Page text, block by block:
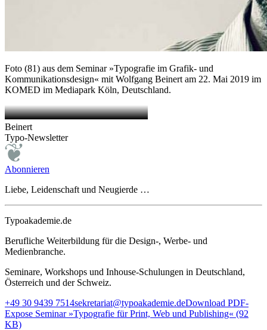
Foto (81) aus dem Seminar »Typografie im Grafik- und
Kommunikationsdesign« mit Wolfgang Beinert am 22. Mai 2019 im
KOMED im Mediapark Köln, Deutschland.
Beinert
Typo-Newsletter
Abonnieren
Liebe, Leidenschaft und Neugierde …
Typoakademie.de
Berufliche Weiterbildung für die Design-, Werbe- und
Medienbranche.
Seminare, Workshops und Inhouse-Schulungen in Deutschland,
Österreich und der Schweiz.
+49 30 9439 7514sekretariat@typoakademie.deDownload PDF-
Expose Seminar »Typografie für Print, Web und Publishing« (92
KB)